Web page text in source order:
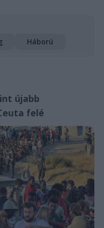
Háború
újabb
felé